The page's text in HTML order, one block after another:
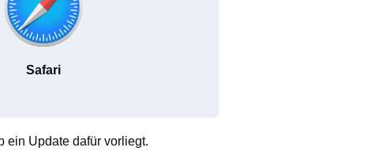
Safari
ein Update dafür vorliegt.